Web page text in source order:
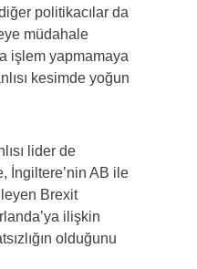
politikacılar da
müdahale
işlem yapmamaya
kesimde yoğun
lider de
İngiltere’nin AB ile
Brexit
ilişkin
olduğunu